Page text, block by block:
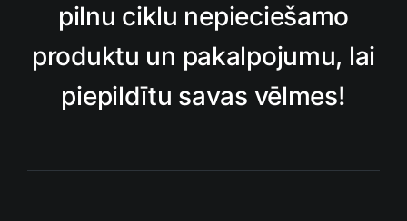
pilnu ciklu nepieciešamo
produktu un pakalpojumu, lai
piepildītu savas vēlmes!